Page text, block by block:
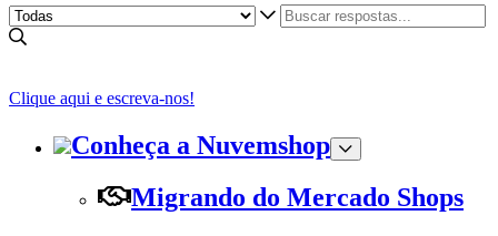
Clique aqui e escreva-nos!
Conheça a Nuvemshop
Migrando do Mercado Shops